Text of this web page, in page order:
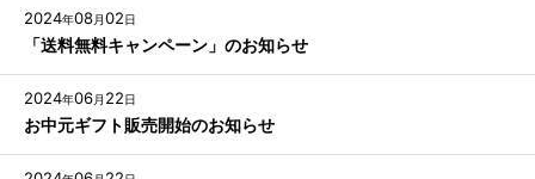
2024年08月02日
「送料無料キャンペーン」のお知らせ
2024年06月 22日
お中元ギフト販売開始のお知らせ